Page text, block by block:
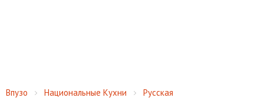
Впузо Национальные Кухни Русская